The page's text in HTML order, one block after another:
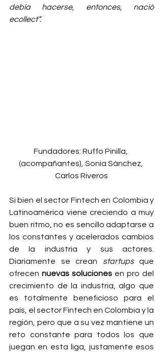
debía hacerse, entonces, nació
ecollect”.
Fundadores: Ruffo Pinilla,
(acompañantes), Sonia Sánchez,
Carlos Riveros
Si bien el sector Fintech en Colombia y
Latinoamérica viene creciendo a muy
buen ritmo, no es sencillo adaptarse a
los constantes y acelerados cambios
de la industria y sus actores.
Diariamente se crean startups que
ofrecen nuevas soluciones en pro del
crecimiento de la industria, algo que
es totalmente beneficioso para el
país, el sector Fintech en Colombia y la
región, pero que a su vez mantiene un
reto constante para todos los que
juegan en esta liga, justamente esos